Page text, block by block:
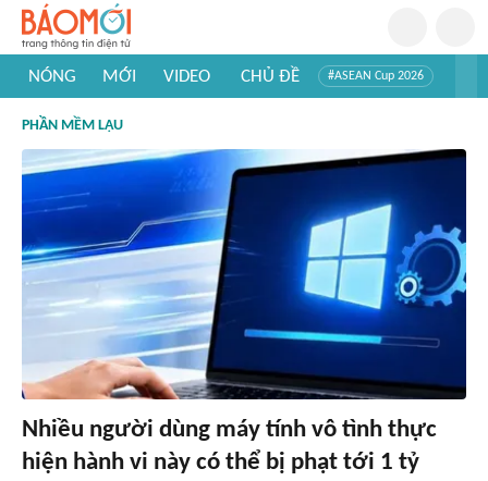
NÓNG MỚI VIDEO CHỦ ĐỀ #ASEAN Cup 2026
#Khám phá thế giới
PHẦN MỀM LẬU
Nhiều người dùng máy tính vô tình thực
hiện hành vi này có thể bị phạt tới 1 tỷ